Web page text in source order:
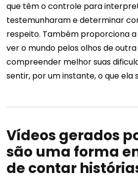
que têm o controle para
testemunharam e determinar
respeito. Também proporciona
ver o mundo pelos olhos de outra
compreender melhor suas
sentir, por um instante, o que ela
Vídeos gerados
são uma forma
de contar